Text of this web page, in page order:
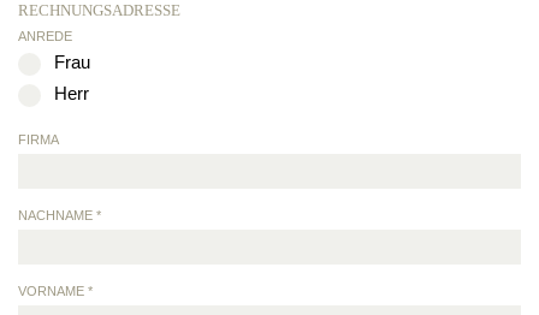
RECHNUNGSADRESSE
ANREDE
Frau
Herr
FIRMA
NACHNAME *
VORNAME *